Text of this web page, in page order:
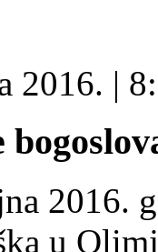
2016. |
2016.
u